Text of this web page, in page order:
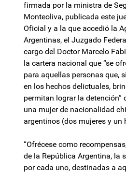
firmada por la ministra de
Monteoliva, publicada este
Oficial y a la que accedió la
Argentinas, el Juzgado
cargo del Doctor Marcelo
la cartera nacional que “se
para aquellas personas que,
en los hechos delictuales,
permitan lograr la detención”
una mujer de nacionalidad
argentinos (dos mujeres y un
“Ofrécese como
de la República Argentina, la
por cada uno, destinadas a